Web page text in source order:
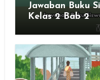
Jawaban Buku
Kelas 2 Bab 2